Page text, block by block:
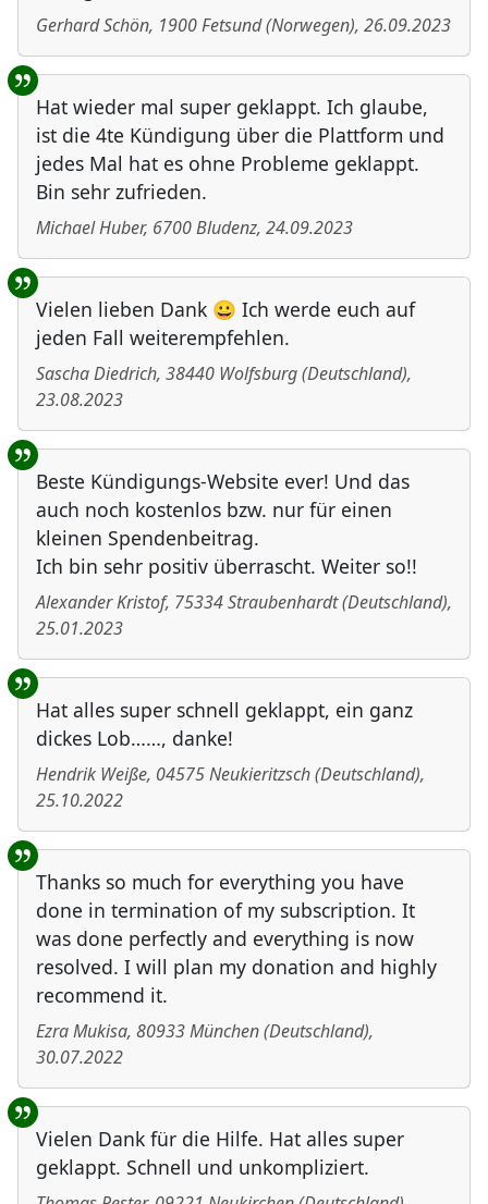
Gerhard Schön, 1900Fetsund(Norwegen), 26.09.2023
Hat wieder mal super geklappt. Ich glaube,
ist die 4te Kündigung über die Plattform und
jedes Mal hat es ohne Probleme geklappt.
Bin sehr zufrieden.
Michael Huber, 6700Bludenz, 24.09.2023
Vielen lieben Dank 😀 Ich werde euch auf
jeden Fall weiterempfehlen.
Sascha Diedrich, 38440 Wolfsburg(Deutschland),
23.08.2023
Beste Kündigungs-Website ever! Und das
auch noch kostenlos bzw. nur für einen
kleinen Spendenbeitrag.
Ich bin sehr positiv überrascht. Weiter so!!
Alexander Kristof, 75334Straubenhardt(Deutschland),
25.01.2023
Hat alles super schnell geklappt, ein ganz
dickes Lob……, danke!
Hendrik Weiße, 04575Neukieritzsch(Deutschland),
25.10.2022
Thanks so much for everything you have
done in termination of my subscription. It
was done perfectly and everything is now
resolved. I will plan my donation and highly
recommend it.
Ezra Mukisa, 80933München(Deutschland),
30.07.2022
Vielen Dank für die Hilfe. Hat alles super
geklappt. Schnell und unkompliziert.